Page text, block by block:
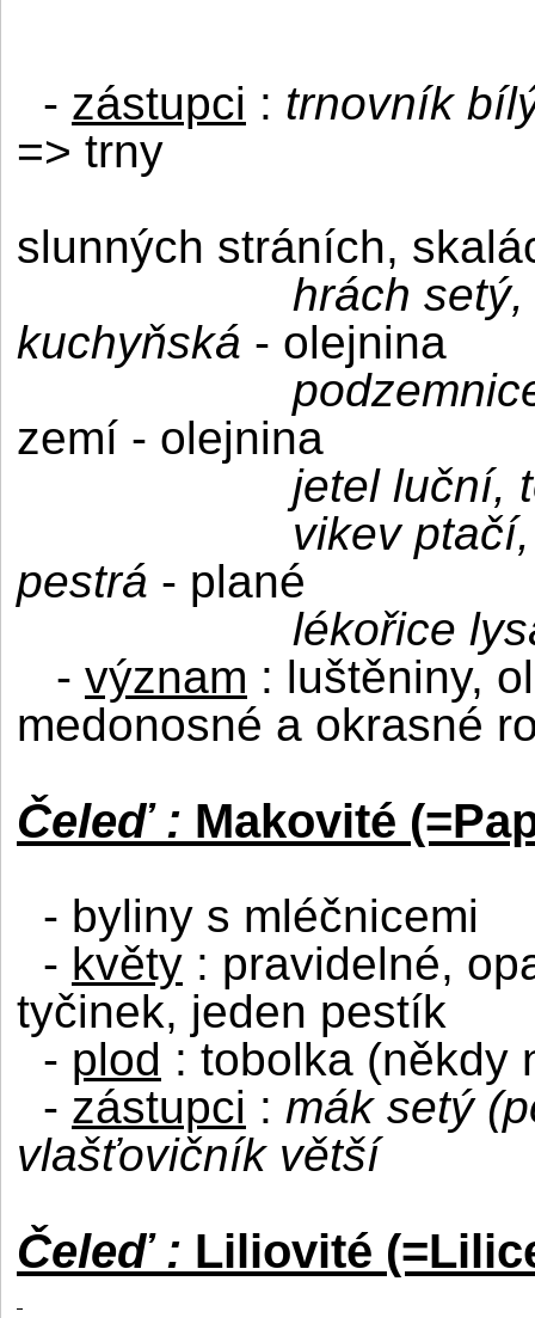
- zástupci : trnovník
=> trny
slunných stráních,
hrách
kuchyňská - olejnina
zemí - olejnina
jetel luční,
vikev
pestrá - plané
lékořice
- význam : luštěniny,
medonosné a okrasné
Čeleď : Makovité
- byliny s mléčnicemi
- květy : pravidelné,
tyčinek, jeden pestík
- plod : tobolka (někdy
- zástupci : mák setý
vlašťovičník větší
Čeleď : Liliovité